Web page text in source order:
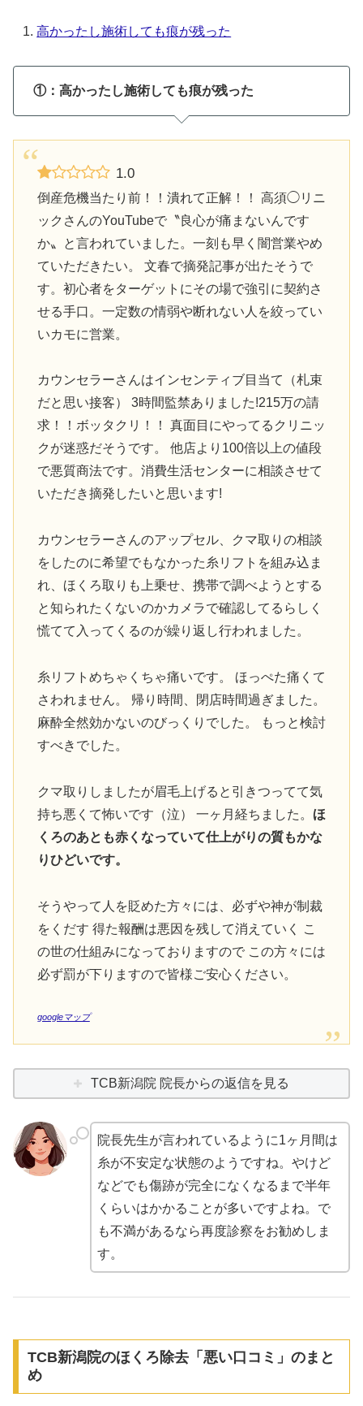
高かったし施術しても痕が残った
①：高かったし施術しても痕が残った
1.0
倒産危機当たり前！！潰れて正解！！ 高須◯リニ
ックさんのYouTubeで〝良心が痛まないんです
か〟と言われていました。一刻も早く闇営業やめ
ていただきたい。 文春で摘発記事が出たそうで
す。初心者をターゲットにその場で強引に契約さ
せる手口。一定数の情弱や断れない人を絞ってい
いカモに営業。
カウンセラーさんはインセンティブ目当て（札束
だと思い接客） 3時間監禁ありました!215万の請
求！！ボッタクリ！！ 真面目にやってるクリニッ
クが迷惑だそうです。 他店より100倍以上の値段
で悪質商法です。消費生活センターに相談させて
いただき摘発したいと思います!
カウンセラーさんのアップセル、クマ取りの相談
をしたのに希望でもなかった糸リフトを組み込ま
れ、ほくろ取りも上乗せ、携帯で調べようとする
と知られたくないのかカメラで確認してるらしく
慌てて入ってくるのが繰り返し行われました。
糸リフトめちゃくちゃ痛いです。 ほっぺた痛くて
さわれません。 帰り時間、閉店時間過ぎました。
麻酔全然効かないのびっくりでした。 もっと検討
すべきでした。
クマ取りしましたが眉毛上げると引きつってて気
持ち悪くて怖いです（泣） 一ヶ月経ちました。 ほ
くろのあとも赤くなっていて仕上がりの質もかな
りひどいです。
そうやって人を貶めた方々には、必ずや神が制裁
をくだす 得た報酬は悪因を残して消えていく こ
の世の仕組みになっておりますので この方々には
必ず罰が下りますので皆様ご安心ください。
googleマップ
TCB新潟院 院長からの返信を見る
院長先生が言われているように1ヶ月間は
糸が不安定な状態のようですね。やけど
などでも傷跡が完全になくなるまで半年
くらいはかかることが多いですよね。で
も不満があるなら再度診察をお勧めしま
す。
TCB新潟院のほくろ除去「悪い口コミ」のまと
め